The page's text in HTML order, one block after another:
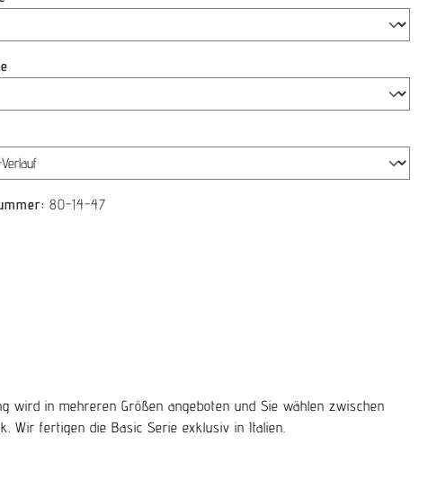
80-14-47
wird in mehreren Größen angeboten und Sie wählen zwischen
Wir fertigen die Basic Serie exklusiv in Italien.